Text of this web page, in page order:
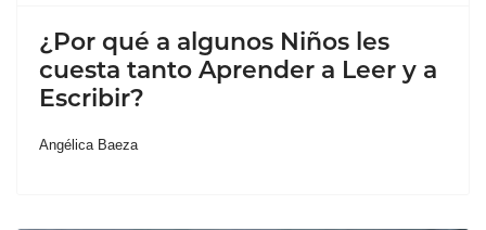
¿Por qué a algunos Niños les
cuesta tanto Aprender a Leer y a
Escribir?
Angélica Baeza